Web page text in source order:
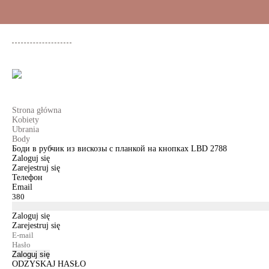
Strona główna
Kobiety
Ubrania
Body
Боди в рубчик из вискозы с планкой на кнопках LBD 2788
Zaloguj się
Zarejestruj się
Телефон
Email
Zaloguj się
Zarejestruj się
Zaloguj się
ODZYSKAJ HASŁO